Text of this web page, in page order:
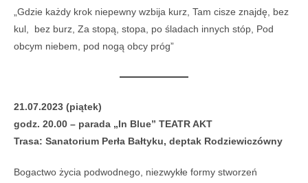
„Gdzie każdy krok niepewny wzbija kurz, Tam cisze znajdę, bez
kul, bez burz, Za stopą, stopa, po śladach innych stóp, Pod
obcym niebem, pod nogą obcy próg”
21.07.2023 (piątek)
godz. 20.00 – parada „In Blue” TEATR AKT
Trasa: Sanatorium Perła Bałtyku, deptak Rodziewiczówny
Bogactwo życia podwodnego, niezwykłe formy stworzeń